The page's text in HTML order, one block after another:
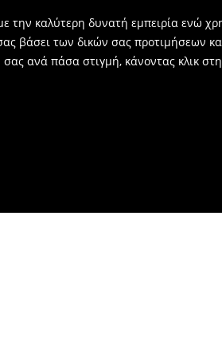
την καλύτερη δυνατή εμπειρία ενώ
βάσει των δικών σας προτιμήσεων
ανά πάσα στιγμή, κάνοντας κλικ